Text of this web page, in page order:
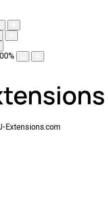
%
Extensions.com